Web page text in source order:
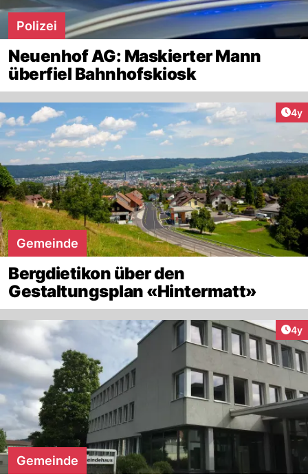
Polizei
Neuenhof AG: Maskierter Mann
überfiel Bahnhofskiosk
4y
Gemeinde
Bergdietikon über den
Gestaltungsplan «Hintermatt»
4y
Gemeinde